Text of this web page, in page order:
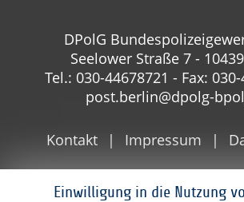
Einwilligung in die Nutzung
DPolG
Seelower Straße 7 -
Tel.: 030-44678721 - Fax:
post.berlin@dpolg-
Kontakt Impressum